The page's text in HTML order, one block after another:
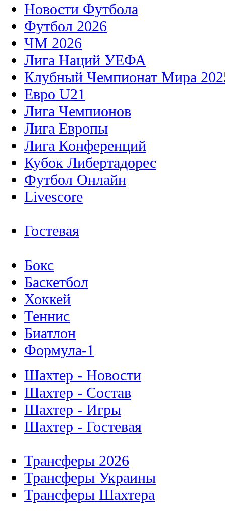
Новости Футбола
Футбол 2026
ЧМ 2026
Лига Наций УЕФА
Клубный Чемпионат Мира
Евро U21
Лига Чемпионов
Лига Европы
Лига Конференций
Кубок Либертадорес
Футбол Онлайн
Livescore
Гостевая
Бокс
Баскетбол
Хоккей
Теннис
Биатлон
Формула-1
Шахтер - Новости
Шахтер - Состав
Шахтер - Игры
Шахтер - Гостевая
Трансферы 2026
Трансферы Украины
Трансферы Шахтера